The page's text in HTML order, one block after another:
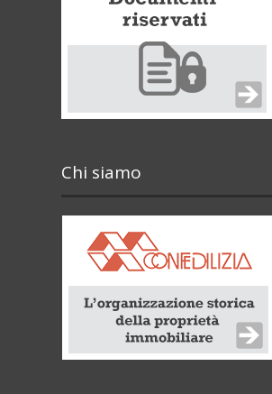
Chi siamo